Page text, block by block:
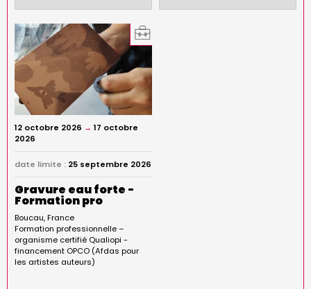
12 octobre 2026 → 17 octobre
2026
date limite : 25 septembre 2026
Gravure eau forte -
Formation pro
Boucau France
Formation professionnelle –
organisme certifié Qualiopi -
financement OPCO (Afdas pour
les artistes auteurs)